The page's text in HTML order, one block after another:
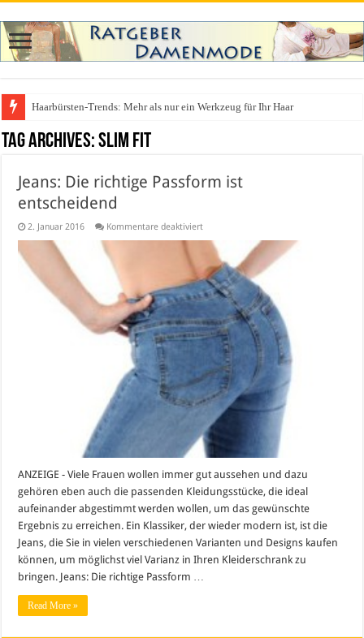
Haarbürsten-Trends: Mehr als nur ein Werkzeug für Ihr Haar
Was zieht man auf ein Festival an? Dein ultimativer Styleguide für die
Tag Archives:Slim Fit
Jeans: Die richtige Passform ist
entscheidend
2. Januar 2016 Kommentare deaktiviertfür
Die
richtige
Passform
ist
entscheidend
ANZEIGE - Viele Frauen wollen immer gut aussehen und dazu
gehören eben auch die passenden Kleidungsstücke, die ideal
aufeinander abgestimmt werden wollen, um das gewünschte
Ergebnis zu erreichen. Ein Klassiker, der wieder modern ist, ist die
Jeans, die Sie in vielen verschiedenen Varianten und Designs kaufen
können, um möglichst viel Varianz in Ihren Kleiderschrank zu
bringen. Jeans: Die richtige Passform …
Read More »